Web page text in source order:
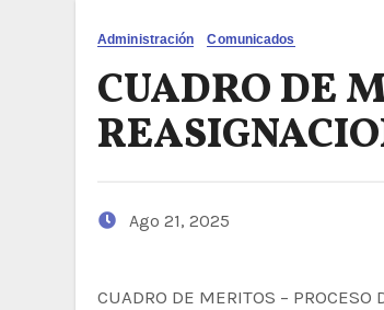
Administración Comunicados
CUADRO DE
Ago 21, 2025
CUADRO DE MERITOS –